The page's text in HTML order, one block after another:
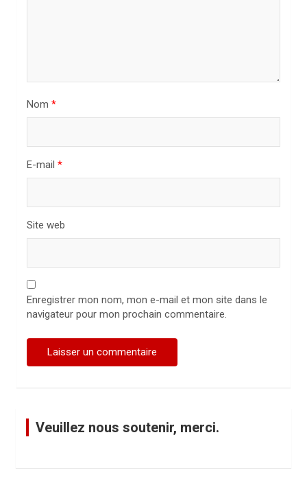
Nom *
E-mail *
Site web
Enregistrer mon nom, mon e-mail et mon site dans le
navigateur pour mon prochain commentaire.
Veuillez nous soutenir, merci.